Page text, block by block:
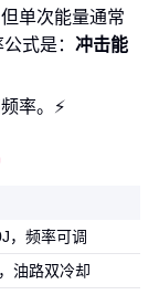
单次能量通常
式是： 冲击能
率。⚡
，频率可调
油路双冷却